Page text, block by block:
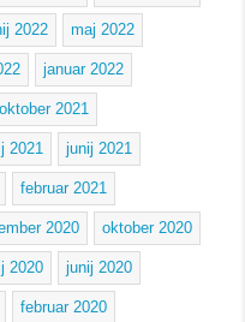
2022 maj 2022
januar 2022
oktober 2021
2021 junij 2021
februar 2021
2020 oktober 2020
2020 junij 2020
februar 2020